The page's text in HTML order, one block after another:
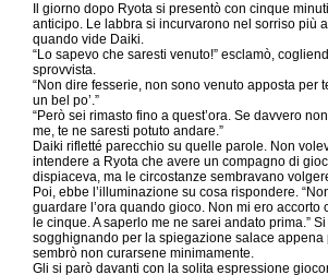
Il giorno dopo Ryota si presentò con cinque
anticipo. Le labbra si incurvarono nel sorriso più
quando vide Daiki.
“Lo sapevo che saresti venuto!” esclamò,
sprovvista.
“Non dire fesserie, non sono venuto apposta per
un bel po’.”
“Però sei rimasto fino a quest’ora. Se davvero
me, te ne saresti potuto andare.”
Daiki rifletté parecchio su quelle parole. Non
intendere a Ryota che avere un compagno di
dispiaceva, ma le circostanze sembravano
Poi, ebbe l’illuminazione su cosa rispondere.
guardare l’ora quando gioco. Non mi ero accorto
le cinque. A saperlo me ne sarei andato prima.”
sogghignando per la spiegazione salace appena
sembrò non curarsene minimamente.
Gli si parò davanti con la solita espressione